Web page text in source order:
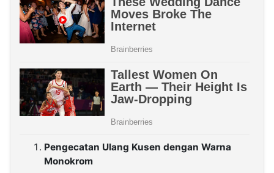
Pengecatan Ulang Kusen dengan Warna
Monokrom